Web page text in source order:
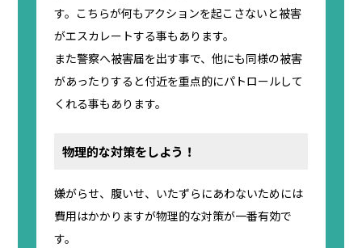
す。こちらが何もアクションを起こさないと被害
がエスカレートする事もあります。
また警察へ被害届を出す事で、他にも同様の被害
があったりすると付近を重点的にパトロールして
くれる事もあります。
物理的な対策をしよう！
嫌がらせ、腹いせ、いたずらにあわないためには
費用はかかりますが物理的な対策が一番有効で
す。